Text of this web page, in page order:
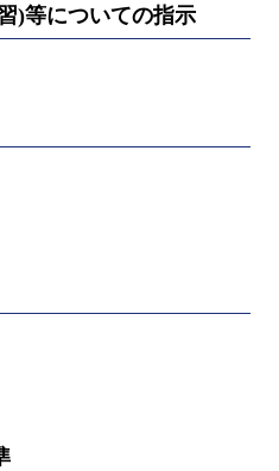
)等についての指示